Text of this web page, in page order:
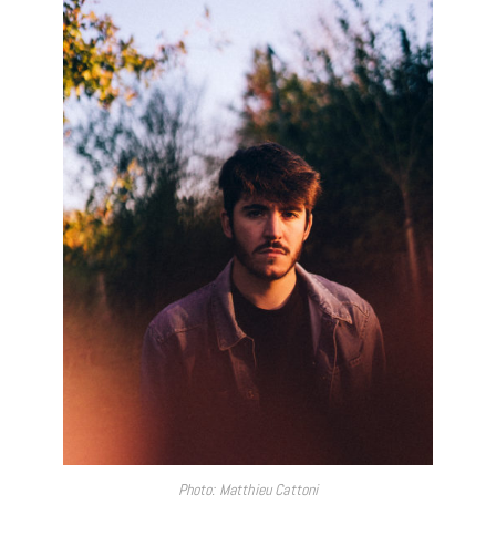
Photo: Matthieu Cattoni